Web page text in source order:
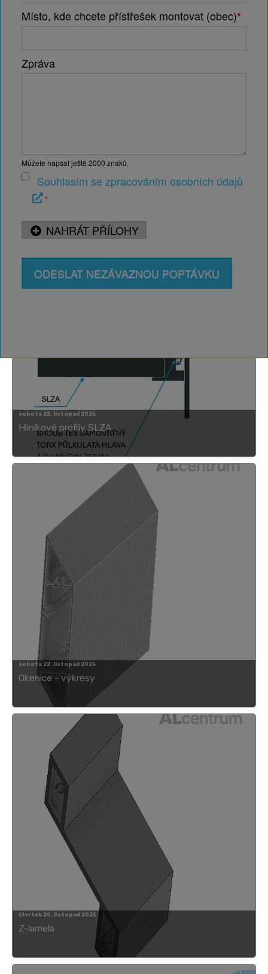
sobota 22. listopad 2025
Ploty z hliníkových profilů SLZA
sobota 22. listopad 2025
Hliníkové profily SLZA
sobota 22. listopad 2025
Okenice - výkresy
čtvrtek 20. listopad 2025
Z-lamela
Místo, kde chcete přístřešek montovat (obec)*
Zpráva
Můžete napsat ještě 2000 znaků.
Souhlasím se zpracováním osobních údajů
*
NAHRÁT PŘÍLOHY
ODESLAT NEZÁVAZNOU POPTÁVKU